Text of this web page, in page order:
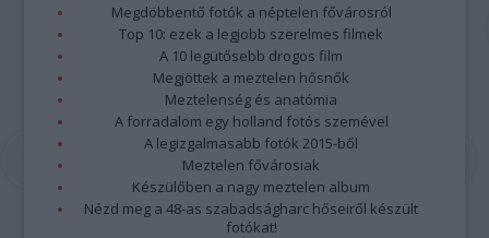
Megdöbbentő fotók a néptelen fővárosról
Top 10: ezek a legjobb szerelmes filmek
A 10 legütősebb drogos film
Megjöttek a meztelen hősnők
Meztelenség és anatómia
A forradalom egy holland fotós szemével
A legizgalmasabb fotók 2015-ből
Meztelen fővárosiak
Készülőben a nagy meztelen album
Nézd meg a 48-as szabadságharc hőseiről készült
fotókat!